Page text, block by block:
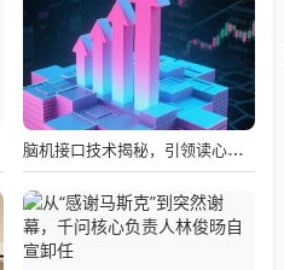
脑机接口技术揭秘，引领读心术革命的领跑者大盘点